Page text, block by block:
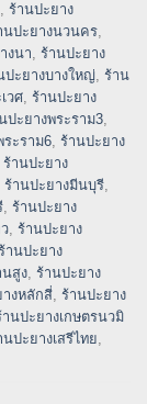
, ร้านปะยาง
นปะยางนวนคร,
งนา, ร้านปะยาง
ปะยางบางใหญ่, ร้าน
วศ, ร้านปะยาง
ปะยางพระราม3,
ะราม6, ร้านปะยาง
ร้านปะยาง
ร้านปะยางมีนบุรี,
, ร้านปะยาง
, ร้านปะยาง
านปะยาง
นสูง, ร้านปะยาง
งหลักสี่, ร้านปะยาง
านปะยางเกษตรนวมิ
นปะยางเสรีไทย,